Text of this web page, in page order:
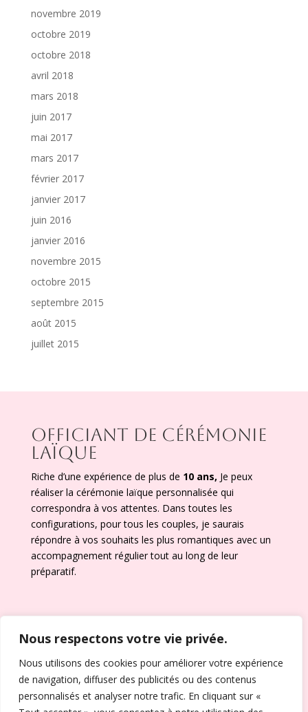
Nous respectons votre vie privée.
Nous utilisons des cookies pour améliorer votre expérience
de navigation, diffuser des publicités ou des contenus
personnalisés et analyser notre trafic. En cliquant sur «
novembre 2019
octobre 2019
octobre 2018
avril 2018
mars 2018
juin 2017
mai 2017
mars 2017
février 2017
janvier 2017
juin 2016
janvier 2016
novembre 2015
octobre 2015
septembre 2015
août 2015
juillet 2015
OFFICIANT DE CÉRÉMONIE
LAÏQUE
Riche d’une expérience de plus de 10 ans, Je peux
réaliser la cérémonie laïque personnalisée qui
correspondra à vos attentes. Dans toutes les
configurations, pour tous les couples, je saurais
répondre à vos souhaits les plus romantiques avec un
accompagnement régulier tout au long de leur
préparatif.
Tel : 06 10 82 27 37
Email:cedric@maitredeceremonie.fr